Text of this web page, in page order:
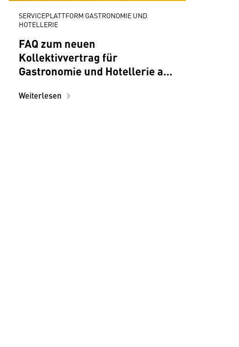
SERVICEPLATTFORM GASTRONOMIE UND
HOTELLERIE
FAQ zum neuen
Kollektivvertrag für
Gastronomie und Hotellerie ab
Weiterlesen